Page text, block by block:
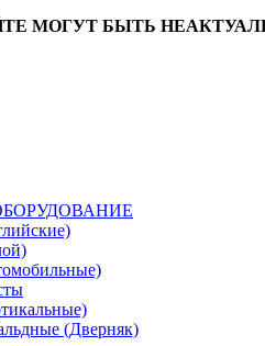
МОГУТ БЫТЬ
(Дверняк)